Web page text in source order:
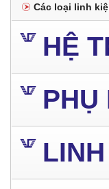
Các loại linh
HỆ
PHỤ